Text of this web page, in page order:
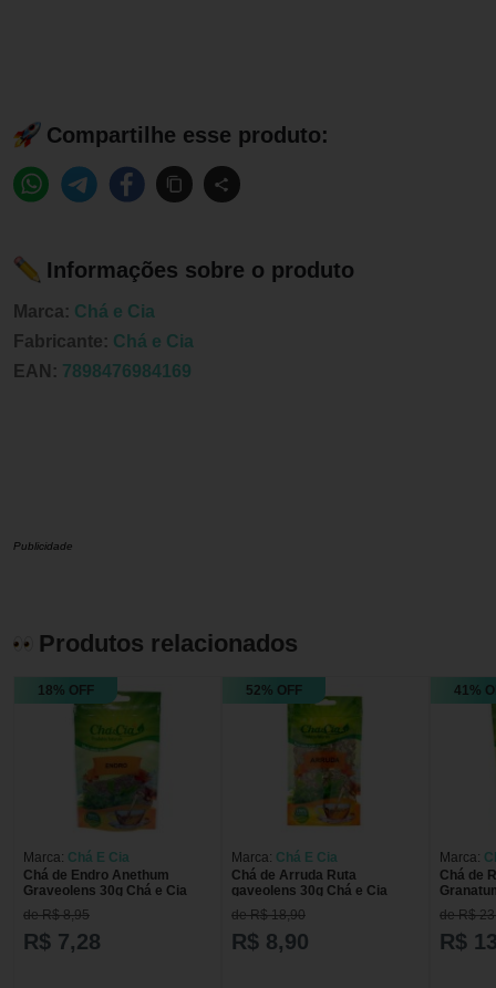
Compartilhe esse produto:
Informações sobre o produto
Marca: Chá e Cia
Fabricante: Chá e Cia
EAN: 7898476984169
Publicidade
Produtos relacionados
18% OFF
Marca: Chá E Cia
Chá de Endro Anethum
Graveolens 30g Chá e Cia
de R$ 8,95
R$ 7,28
52% OFF
Marca: Chá E Cia
Chá de Arruda Ruta
gaveolens 30g Chá e Cia
de R$ 18,90
R$ 8,90
41%
Marca:
Chá de
de R$
R$